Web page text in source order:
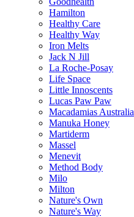
Hamilton
Healthy Care
Healthy Way
Iron Melts
Jack N Jill
La Roche-Posay
Life Space
Little Innoscents
Lucas Paw Paw
Macadamias Australia
Manuka Honey
Martiderm
Massel
Menevit
Method Body
Milo
Milton
Nature's Own
Nature's Way